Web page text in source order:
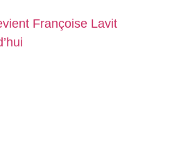
Françoise Lavit